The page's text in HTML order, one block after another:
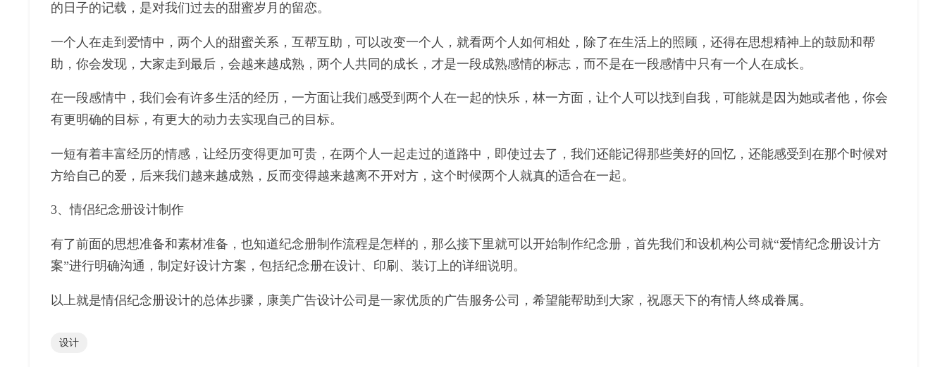
的日子的记载，是对我们过去的甜蜜岁月的留恋。
一个人在走到爱情中，两个人的甜蜜关系，互帮互助，可以改变一个人，就看两个人如何相处，除了在生活上的照顾，还得在思想精神上的鼓励和帮
助，你会发现，大家走到最后，会越来越成熟，两个人共同的成长，才是一段成熟感情的标志，而不是在一段感情中只有一个人在成长。
在一段感情中，我们会有许多生活的经历，一方面让我们感受到两个人在一起的快乐，林一方面，让个人可以找到自我，可能就是因为她或者他，你会
有更明确的目标，有更大的动力去实现自己的目标。
一短有着丰富经历的情感，让经历变得更加可贵，在两个人一起走过的道路中，即使过去了，我们还能记得那些美好的回忆，还能感受到在那个时候对
方给自己的爱，后来我们越来越成熟，反而变得越来越离不开对方，这个时候两个人就真的适合在一起。
3、情侣纪念册设计制作
有了前面的思想准备和素材准备，也知道纪念册制作流程是怎样的，那么接下里就可以开始制作纪念册，首先我们和设机构公司就“爱情纪念册设计方
案”进行明确沟通，制定好设计方案，包括纪念册在设计、印刷、装订上的详细说明。
以上就是情侣纪念册设计的总体步骤，康美广告设计公司是一家优质的广告服务公司，希望能帮助到大家，祝愿天下的有情人终成眷属。
设计